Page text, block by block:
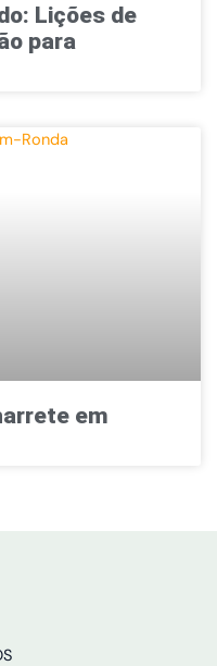
Lições de
para
em